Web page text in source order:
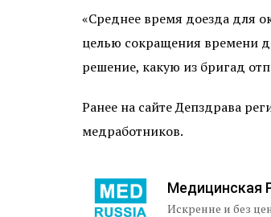
«Среднее время доезда для
целью сокращения времени
решение, какую из бригад
Ранее на сайте Депздрава
медработников.
Медицинская
Искренне и без